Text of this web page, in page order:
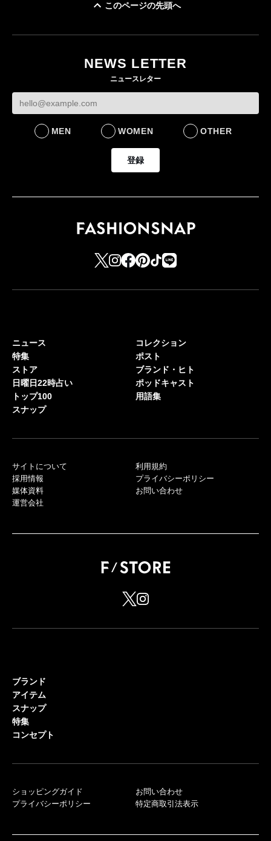
FASHION
このページの先頭へ
NEWS LETTER
ニュースレター
MEN WOMEN OTHER
登録
ニュース
特集
ストア
日曜日22時占い
トップ100
スナップ
コレクション
ポスト
ブランド・ヒト
ポッドキャスト
用語集
サイトについて
採用情報
媒体資料
運営会社
利用規約
プライバシーポリシー
お問い合わせ
ブランド
アイテム
スナップ
特集
コンセプト
ショッピングガイド
プライバシーポリシー
お問い合わせ
特定商取引法表示